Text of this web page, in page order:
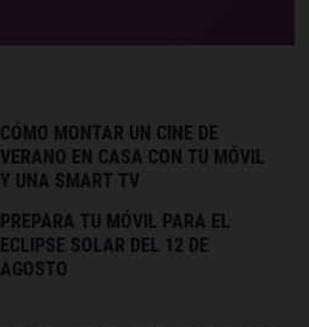
CÓMO MONTAR UN CINE DE
VERANO EN CASA CON TU MÓVIL
Y UNA SMART TV
PREPARA TU MÓVIL PARA EL
ECLIPSE SOLAR DEL 12 DE
AGOSTO